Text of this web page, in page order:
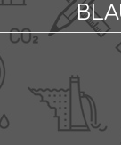
PAKKET